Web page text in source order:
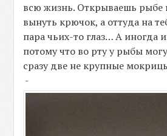
всю жизнь. Открываешь рыбе
вынуть крючок, а оттуда на
пара чьих-то глаз… А иногда
потому что во рту у рыбы
сразу две не крупные
-